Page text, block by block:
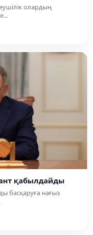
олардың
қабылдайды
басқаруға нағыз